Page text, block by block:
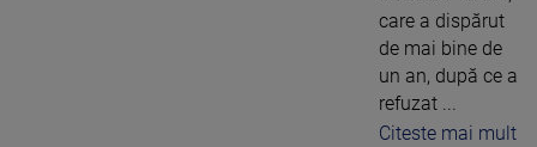
care a dispărut
de mai bine de
un an, după ce a
refuzat ...
Citeste mai mult